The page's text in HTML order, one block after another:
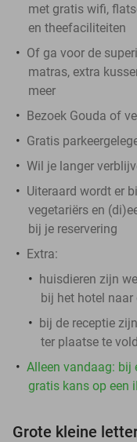
met gratis wifi,
en theefaciliteiten
Of ga voor de
matras, extra
meer
Bezoek Gouda of
Gratis
Wil je langer
Uiteraard wordt er
vegetariërs en
bij je reservering
Extra:
huisdieren zijn
bij het hotel naar
bij de receptie
ter plaatse te
Alleen vandaag: bij
gratis kans op een
Grote kleine